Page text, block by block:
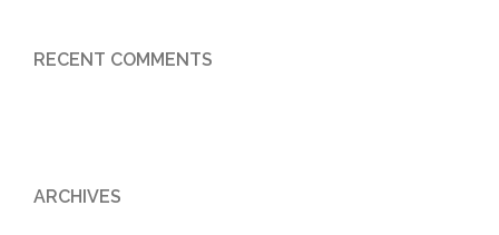
RECENT COMMENTS
ARCHIVES